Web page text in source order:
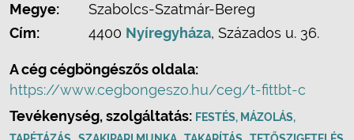
Megye:
Szabolcs-Szatmár-Bereg
Cím:
4400 Nyíregyháza, Százados u. 36.
A cég cégböngészős oldala:
https://www.cegbongeszo.hu/ceg/t-fittbt-c
Tevékenység, szolgáltatás: FESTÉS, MÁZOLÁS,